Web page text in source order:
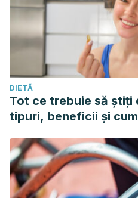
DIETĂ
Tot ce trebuie să știți
tipuri, beneficii și